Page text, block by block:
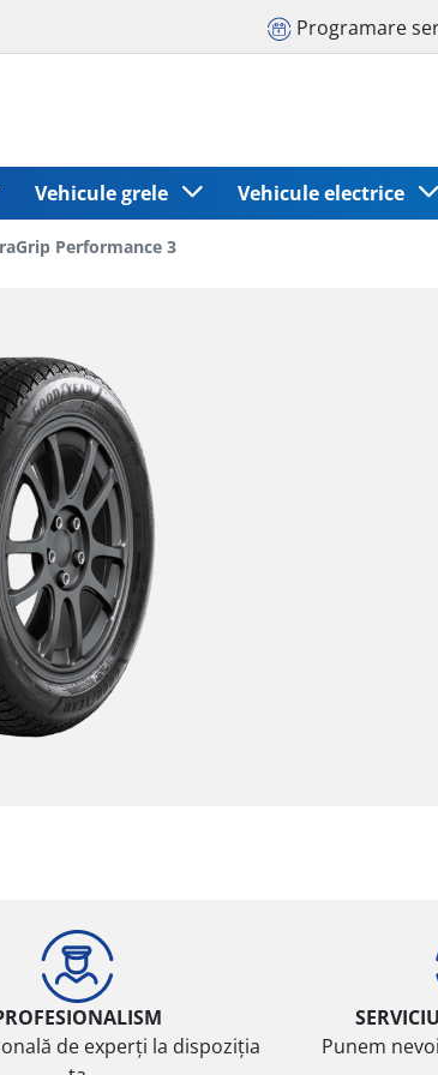
Programare
Vehicule grele Vehicule electrice
Performance 3
de experți la dispoziția
Punem